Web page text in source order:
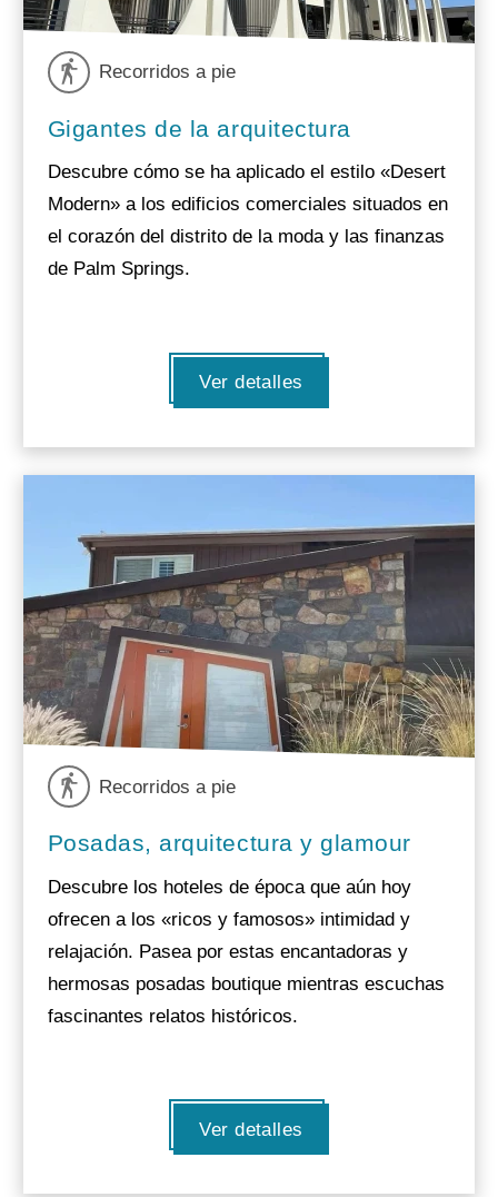
Recorridos a pie
Gigantes de la arquitectura
Descubre cómo se ha aplicado el estilo «Desert
Modern» a los edificios comerciales situados en
el corazón del distrito de la moda y las finanzas
de Palm Springs.
Ver detalles
Recorridos a pie
Posadas, arquitectura y glamour
Descubre los hoteles de época que aún hoy
ofrecen a los «ricos y famosos» intimidad y
relajación. Pasea por estas encantadoras y
hermosas posadas boutique mientras escuchas
fascinantes relatos históricos.
Ver detalles